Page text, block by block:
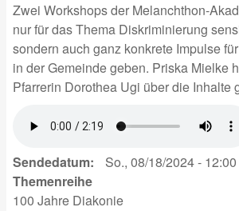
Zwei Workshops der Melanchthon-
nur für das Thema Diskriminierung
sondern auch ganz konkrete Impulse
in der Gemeinde geben. Priska Mielke
Pfarrerin Dorothea Ugi über die Inhalte
Sendedatum
So., 08/18/2024 - 12:00
Themenreihe
100 Jahre Diakonie